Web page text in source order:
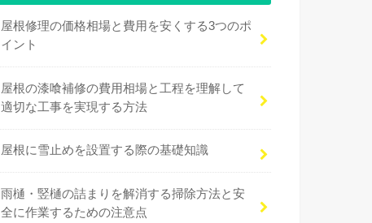
屋根修理の価格相場と費用を安くする3つのポ
イント
屋根の漆喰補修の費用相場と工程を理解して
適切な工事を実現する方法
屋根に雪止めを設置する際の基礎知識
雨樋・竪樋の詰まりを解消する掃除方法と安
全に作業するための注意点